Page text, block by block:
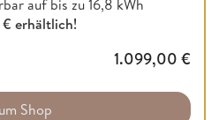
auf bis zu 16,8 kWh
€ erhältlich!
1.099,00 €
Shop